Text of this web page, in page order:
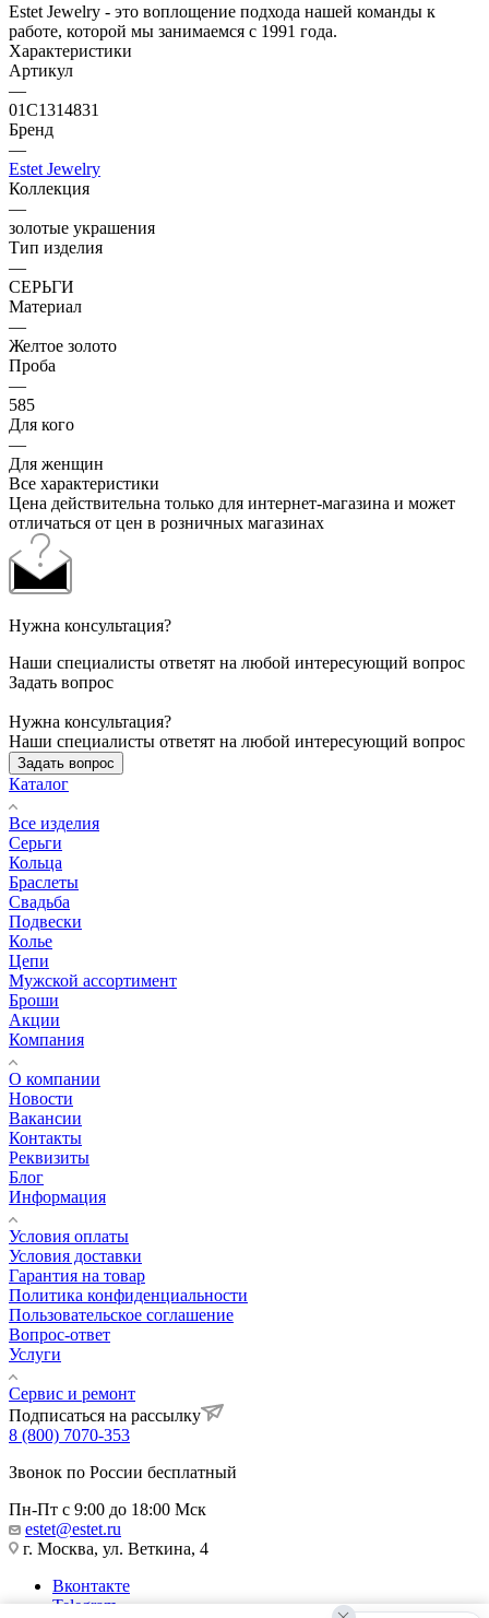
Estet Jewelry - это воплощение подхода нашей команды к
работе, которой мы занимаемся с 1991 года.
Характеристики
Артикул
—
01С1314831
Бренд
—
Estet Jewelry
Коллекция
—
золотые украшения
Тип изделия
—
СЕРЬГИ
Материал
—
Желтое золото
Проба
—
585
Для кого
—
Для женщин
Все характеристики
Цена действительна только для интернет-магазина и может
отличаться от цен в розничных магазинах
Нужна консультация?
Наши специалисты ответят на любой интересующий вопрос
Задать вопрос
Нужна консультация?
Наши специалисты ответят на любой интересующий вопрос
Задать вопрос
Каталог
Все изделия
Серьги
Кольца
Браслеты
Свадьба
Подвески
Колье
Цепи
Мужской ассортимент
Броши
Акции
Компания
О компании
Новости
Вакансии
Контакты
Реквизиты
Блог
Информация
Условия оплаты
Условия доставки
Гарантия на товар
Политика конфиденциальности
Пользовательское соглашение
Вопрос-ответ
Услуги
Сервис и ремонт
Подписаться на рассылку
8 (800) 7070-353
Звонок по России бесплатный
Пн-Пт с 9:00 до 18:00 Мск
estet@estet.ru
г. Москва, ул. Веткина, 4
Вконтакте
Telegram